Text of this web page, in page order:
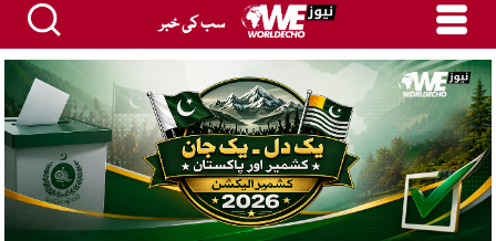
سب کی خبر